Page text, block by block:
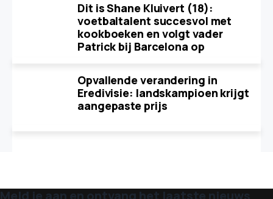
Dit is Shane Kluivert (18):
voetbaltalent succesvol met
kookboeken en volgt vader
Patrick bij Barcelona op
Opvallende verandering in
Eredivisie: landskampioen krijgt
aangepaste prijs
Meld je aan en ontvang het laatste nieuws